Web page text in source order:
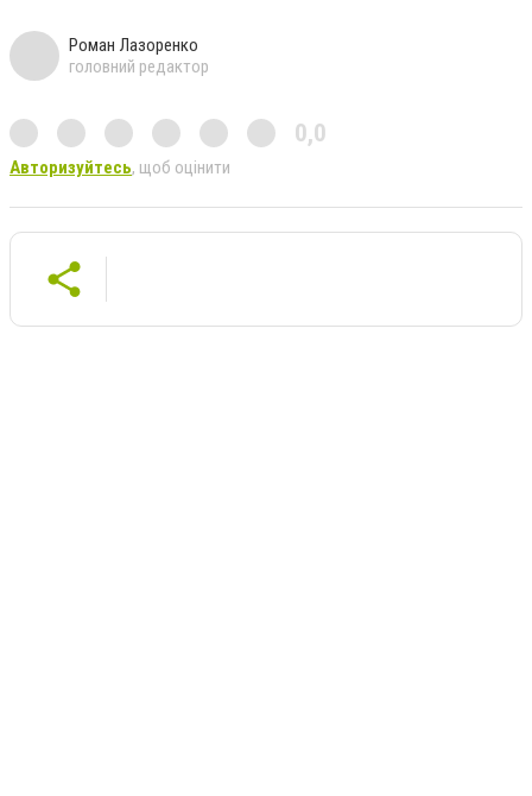
Роман Лазоренко
головний редактор
0,0
Авторизуйтесь, щоб оцінити